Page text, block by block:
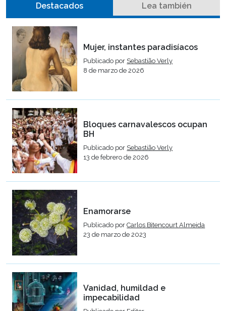
Destacados Lea también
Mujer, instantes paradisíacos
Publicado por Sebastião Verly
8 de marzo de 2026
Bloques carnavalescos ocupan
BH
Publicado por Sebastião Verly
13 de febrero de 2026
Enamorarse
Publicado porCarlos Bitencourt Almeida
23 de marzo de 2023
Vanidad, humildad e
impecabilidad